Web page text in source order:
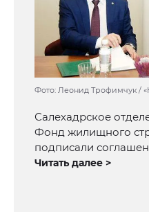
Фото: Леонид Трофимчук /
Салехадрское
Фонд жилищного
подписали
Читать далее >